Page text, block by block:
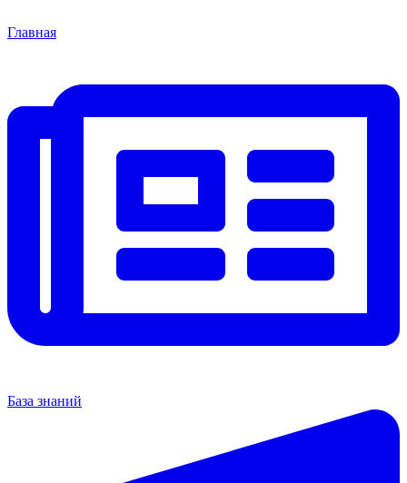
Главная
База знаний